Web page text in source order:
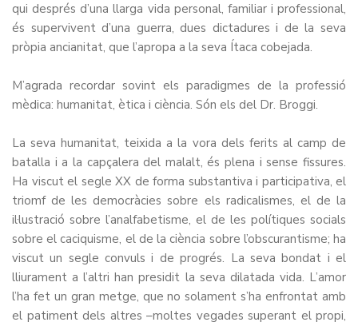
qui després d’una llarga vida personal, familiar i professional,
és supervivent d’una guerra, dues dictadures i de la seva
pròpia ancianitat, que l’apropa a la seva Ítaca cobejada.
M’agrada recordar sovint els paradigmes de la professió
mèdica: humanitat, ètica i ciència. Són els del Dr. Broggi.
La seva humanitat, teixida a la vora dels ferits al camp de
batalla i a la capçalera del malalt, és plena i sense fissures.
Ha viscut el segle XX de forma substantiva i participativa, el
triomf de les democràcies sobre els radicalismes, el de la
il·lustració sobre l’analfabetisme, el de les polítiques socials
sobre el caciquisme, el de la ciència sobre l’obscurantisme; ha
viscut un segle convuls i de progrés. La seva bondat i el
lliurament a l’altri han presidit la seva dilatada vida. L’amor
l’ha fet un gran metge, que no solament s’ha enfrontat amb
el patiment dels altres –moltes vegades superant el propi,